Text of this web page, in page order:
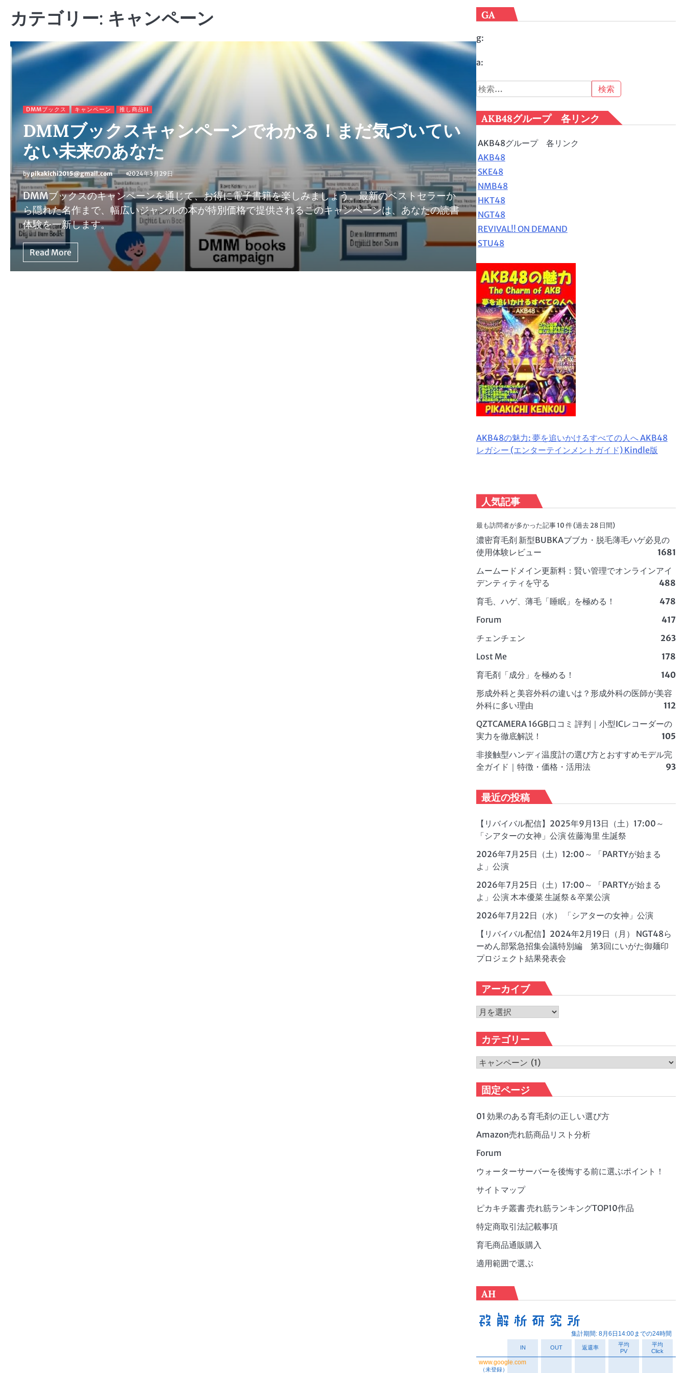
カテゴリー: キャンペーン
DMMブックス キャンペーン 推し商品II
DMMブックスキャンペーンでわかる！まだ気づいてい
ない未来のあなた
bypikakichi2015@gmail.com 2024年3月29日
DMMブックスのキャンペーンを通じて、お得に電子書籍を楽しみましょう。最新のベストセラーか
ら隠れた名作まで、幅広いジャンルの本が特別価格で提供されるこのキャンペーンは、あなたの読書
体験を一新します。
Read More
GA
g:
a:
検
索:
AKB48グループ 各リンク
AKB48グループ 各リンク
AKB48
SKE48
NMB48
HKT48
NGT48
REVIVAL!! ON DEMAND
STU48
AKB48の魅力: 夢を追いかけるすべての人へ AKB48
レガシー (エンターテインメントガイド) Kindle版
人気記事
最も訪問者が多かった記事 10 件 (過去 28 日間)
濃密育毛剤 新型BUBKAブブカ・脱毛薄毛ハゲ必見の
使用体験レビュー
1681
ムームードメイン更新料：賢い管理でオンラインアイ
デンティティを守る
488
育毛、ハゲ、薄毛「睡眠」を極める！
478
Forum
417
チェンチェン
263
Lost Me
178
育毛剤「成分」を極める！
140
形成外科と美容外科の違いは？形成外科の医師が美容
外科に多い理由
112
QZTCAMERA 16GB口コミ 評判｜小型ICレコーダーの
実力を徹底解説！
105
非接触型ハンディ温度計の選び方とおすすめモデル完
全ガイド｜特徴・価格・活用法
93
最近の投稿
【リバイバル配信】2025年9月13日（土）17:00～
「シアターの女神」公演 佐藤海里 生誕祭
2026年7月25日（土）12:00～ 「PARTYが始まる
よ」公演
2026年7月25日（土）17:00～ 「PARTYが始まる
よ」公演 木本優菜 生誕祭＆卒業公演
2026年7月22日（水） 「シアターの女神」公演
【リバイバル配信】2024年2月19日（月） NGT48ら
ーめん部緊急招集会議特別編 第3回にいがた御麺印
プロジェクト結果発表会
アーカイブ
ア
カ
イ
ブ
カテゴリー
カ
ゴ
リ
ー
固定ページ
01 効果のある育毛剤の正しい選び方
Amazon売れ筋商品リスト分析
Forum
ウォーターサーバーを後悔する前に選ぶポイント！
サイトマップ
ピカキチ叢書 売れ筋ランキングTOP10作品
特定商取引法記載事項
育毛商品通販購入
適用範囲で選ぶ
AH